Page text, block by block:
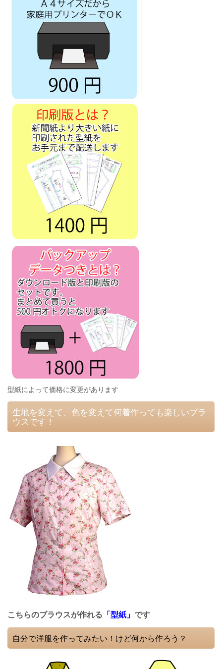
型紙によって価格に変更があります
生地を変えて、色を変えて何着作っても楽しいブラ
ウスです！
こちらのブラウスが作れる 「型紙」 です
自分で洋服を作ってみたい！けど何から作ろう？